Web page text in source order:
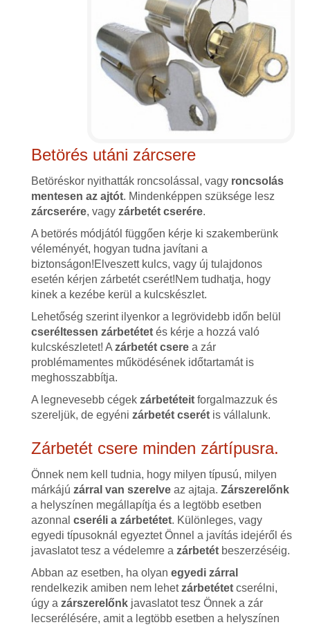
Betörés utáni zárcsere
Betöréskor nyithatták roncsolással, vagy roncsolás
mentesen az ajtót. Mindenképpen szüksége lesz
zárcserére, vagyzárbetét cserére.
A betörés módjától függően kérje ki szakemberünk
véleményét, hogyan tudna javítani a
biztonságon!Elveszett kulcs, vagy új tulajdonos
esetén kérjen zárbetét cserét!Nem tudhatja, hogy
kinek a kezébe kerül a kulcskészlet.
Lehetőség szerint ilyenkor a legrövidebb időn belül
cseréltessen zárbetétetés kérje a hozzá való
kulcskészletet! A zárbetét cserea zár
problémamentes működésének időtartamát is
meghosszabbítja.
A legnevesebb cégek zárbetéteitforgalmazzuk és
szereljük, de egyéni zárbetét cserétis vállalunk.
Zárbetét csere minden zártípusra.
Önnek nem kell tudnia, hogy milyen típusú, milyen
márkájú zárral van szerelveaz ajtaja. Zárszerelőnk
a helyszínen megállapítja és a legtöbb esetben
azonnal cseréli a zárbetétet. Különleges, vagy
egyedi típusoknál egyeztet Önnel a javítás idejéről és
javaslatot tesz a védelemre a zárbetétbeszerzéséig.
Abban az esetben, ha olyan egyedi zárral
rendelkezik amiben nem lehetzárbetétetcserélni,
úgy a zárszerelőnkjavaslatot tesz Önnek a zár
lecserélésére, amit a legtöbb esetben a helyszínen